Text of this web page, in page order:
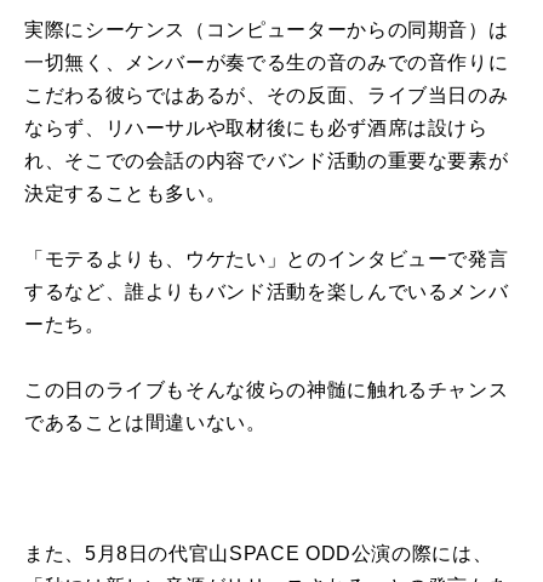
実際にシーケンス（コンピューターからの同期音）は
一切無く、メンバーが奏でる生の音のみでの音作りに
こだわる彼らではあるが、その反面、ライブ当日のみ
ならず、リハーサルや取材後にも必ず酒席は設けら
れ、そこでの会話の内容でバンド活動の重要な要素が
決定することも多い。
「モテるよりも、ウケたい」とのインタビューで発言
するなど、誰よりもバンド活動を楽しんでいるメンバ
ーたち。
この日のライブもそんな彼らの神髄に触れるチャンス
であることは間違いない。
また、5月8日の代官山SPACE ODD公演の際には、